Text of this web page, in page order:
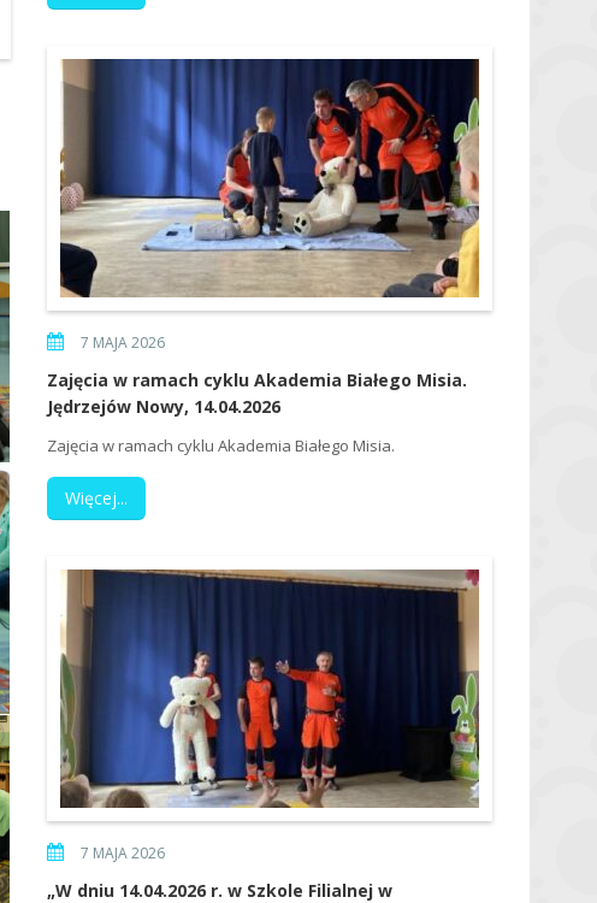
7 MAJA 2026
Zajęcia w ramach cyklu Akademia Białego Misia.
Jędrzejów Nowy, 14.04.2026
Zajęcia w ramach cyklu Akademia Białego Misia.
Więcej...
7 MAJA 2026
„W dniu 14.04.2026 r. w Szkole Filialnej w